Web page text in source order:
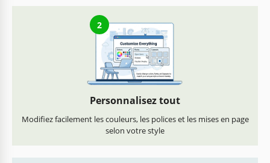
2
Personnalisez tout
Modifiez facilement les couleurs, les polices et les mises en page
selon votre style